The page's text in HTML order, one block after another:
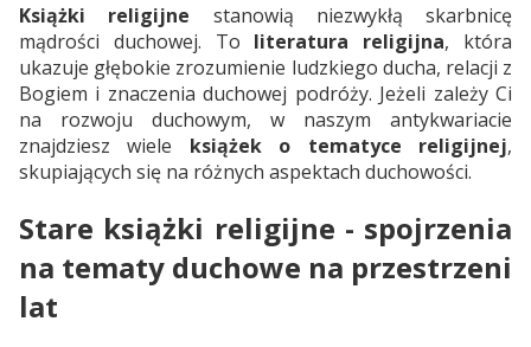
Książki religijne stanowią niezwykłą skarbnicę
mądrości duchowej. To literatura religijna, która
ukazuje głębokie zrozumienie ludzkiego ducha, relacji z
Bogiem i znaczenia duchowej podróży. Jeżeli zależy Ci
na rozwoju duchowym, w naszym antykwariacie
znajdziesz wiele książek o tematyce religijnej,
skupiających się na różnych aspektach duchowości.
Stare książki religijne - spojrzenia
na tematy duchowe na przestrzeni
lat